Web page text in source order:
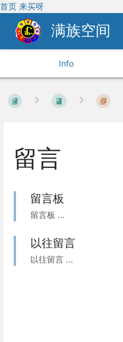
首页 来买呀
满族空间
Info
留言
留言板
留言板 ...
以往留言
以往留言 ...